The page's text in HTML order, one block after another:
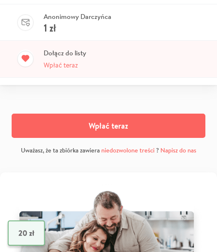
Anonimowy Darczyńca
1 zł
Dołącz do listy
Wpłać teraz
Wpłać teraz
Uważasz, że ta zbiórka zawiera niedozwolone treści? Napisz do nas